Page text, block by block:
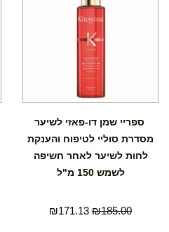
ספריי שמן דו-פאזי לשיער
מסדרת סוליי לטיפוח והענקת
לחות לשיער לאחר חשיפה
לשמש 150 מ"ל
₪185.00
₪171.13